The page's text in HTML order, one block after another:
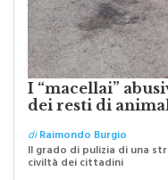
I “macellai”
dei resti di
diRaimondo Burgio
Il grado di pulizia di una
civiltà dei cittadini